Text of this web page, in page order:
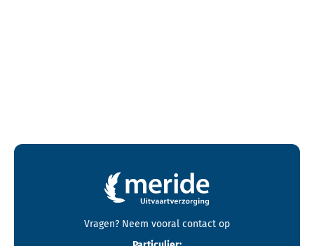
Contactgegevens en footer menu van Meride
Vragen? Neem vooral contact op